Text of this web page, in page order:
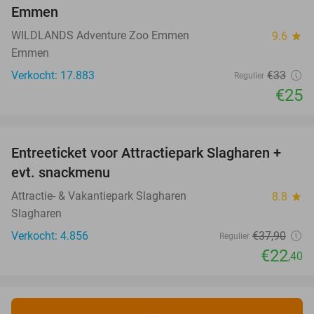
Emmen
WILDLANDS Adventure Zoo Emmen 9.6 star
Emmen
Verkocht: 17.883
Regulier €33
€25
41%
Entreeticket voor Attractiepark Slagharen +
evt. snackmenu
Attractie- & Vakantiepark Slagharen 8.8 star
Slagharen
Verkocht: 4.856
Regulier €37,90
€22,40